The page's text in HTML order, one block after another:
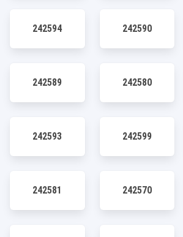
242594 242590
242589 242580
242593 242599
242581 242570